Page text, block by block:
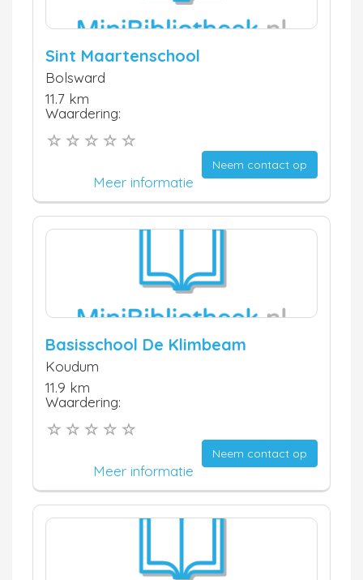
Sint Maartenschool
Bolsward
11.7 km
Waardering:
Neem contact op
Meer informatie
Basisschool De Klimbeam
Koudum
11.9 km
Waardering:
Neem contact op
Meer informatie